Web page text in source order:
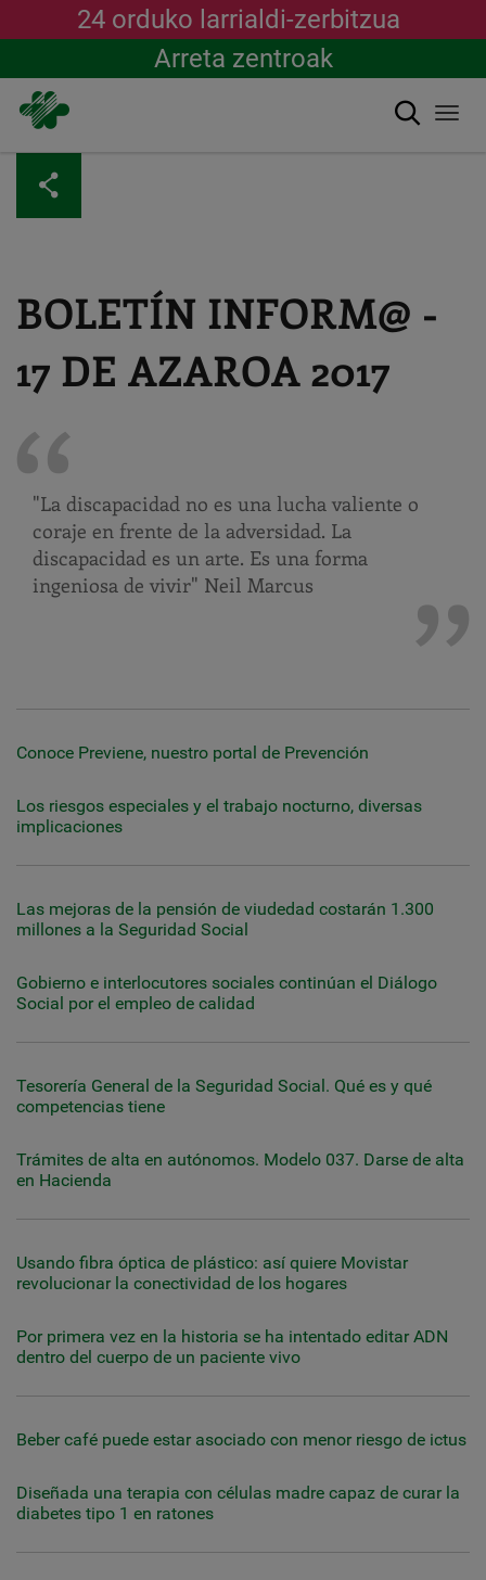
content
24 orduko larrialdi-zerbitzua
Arreta zentroak
Bilatu
BOLETÍN INFORM@ -
17 DE AZAROA 2017
"La discapacidad no es una lucha valiente o
coraje en frente de la adversidad. La
discapacidad es un arte. Es una forma
ingeniosa de vivir" Neil Marcus
Conoce Previene, nuestro portal de Prevención
Los riesgos especiales y el trabajo nocturno, diversas
implicaciones
Las mejoras de la pensión de viudedad costarán 1.300
millones a la Seguridad Social
Gobierno e interlocutores sociales continúan el Diálogo
Social por el empleo de calidad
Tesorería General de la Seguridad Social. Qué es y qué
competencias tiene
Trámites de alta en autónomos. Modelo 037. Darse de alta
en Hacienda
Usando fibra óptica de plástico: así quiere Movistar
revolucionar la conectividad de los hogares
Por primera vez en la historia se ha intentado editar ADN
dentro del cuerpo de un paciente vivo
Beber café puede estar asociado con menor riesgo de ictus
Diseñada una terapia con células madre capaz de curar la
diabetes tipo 1 en ratones